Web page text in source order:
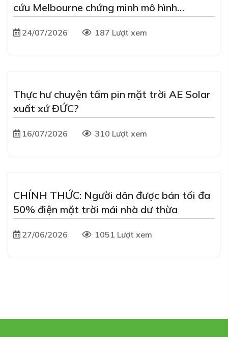
cứu Melbourne chứng minh mô hình
24/07/2026 187 Lượt xem
Thực hư chuyện tấm pin mặt trời AE Solar
xuất xứ ĐỨC?
16/07/2026 310 Lượt xem
CHÍNH THỨC: Người dân được bán tối đa
50% điện mặt trời mái nhà dư thừa
27/06/2026 1051 Lượt xem